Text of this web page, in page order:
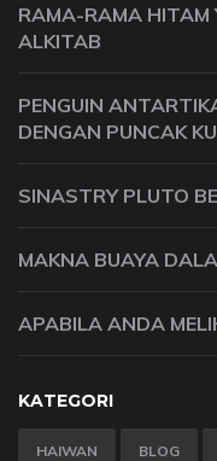
RAMA-RAMA HITAM
ALKITAB
PENGUIN
DENGAN PUNCAK
SINASTRY PLUTO
MAKNA BUAYA
APABILA ANDA
KATEGORI
HAIWAN BLOG